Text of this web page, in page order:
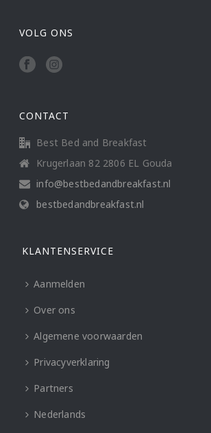
VOLG ONS
CONTACT
Best Bed and Breakfast
Krugerlaan 82 2806 EL Gouda
info@bestbedandbreakfast.nl
bestbedandbreakfast.nl
KLANTENSERVICE
Aanmelden
Over ons
Algemene voorwaarden
Privacyverklaring
Partners
Nederlands